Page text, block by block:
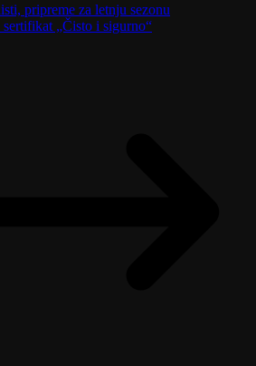
pripreme za letnju sezonu
„Čisto i sigurno“